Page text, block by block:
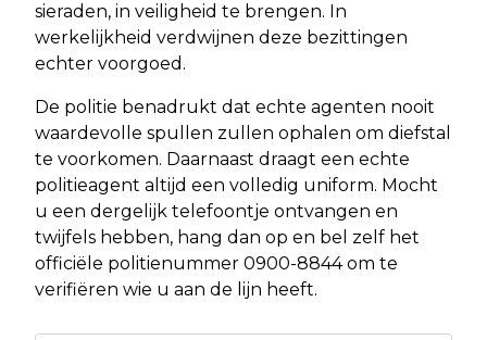
sieraden, in veiligheid te brengen. In
werkelijkheid verdwijnen deze bezittingen
echter voorgoed.
De politie benadrukt dat echte agenten nooit
waardevolle spullen zullen ophalen om diefstal
te voorkomen. Daarnaast draagt een echte
politieagent altijd een volledig uniform. Mocht
u een dergelijk telefoontje ontvangen en
twijfels hebben, hang dan op en bel zelf het
officiële politienummer 0900-8844 om te
verifiëren wie u aan de lijn heeft.